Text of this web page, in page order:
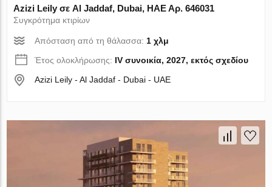
Azizi Leily σε Al Jaddaf, Dubai, ΗΑΕ Αρ. 646031
Συγκρότημα κτιρίων
Απόσταση από τη θάλασσα: 1 χλμ
Έτος ολοκλήρωσης: IV συνοικία, 2027, εκτός σχεδίου
Azizi Leily - Al Jaddaf - Dubai - UAE